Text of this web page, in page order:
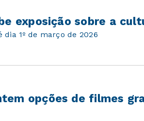
exposição sobre a
1º de março de 2026
opções de filmes